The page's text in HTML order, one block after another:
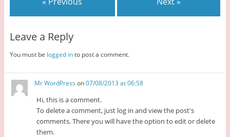
Leave a Reply
You must be logged into post a comment.
Mr WordPress on07/08/2013 at 06:58
Hi, this is a comment.
To delete a comment, just log in and view the post's
comments. There you will have the option to edit or delete
them.